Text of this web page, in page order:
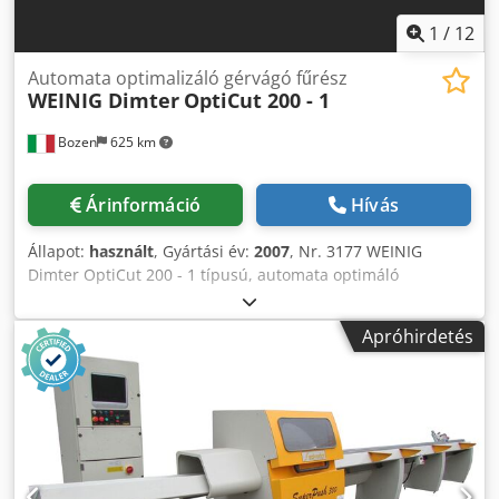
1 / 12
Bozen 625 km
Automata optimalizáló gérvágó fűrész
WEINIG Dimter OptiCut 200 - 1
Árinformáció Hívás
Állapot: használt, Gyártási év: 2007, Nr. 3177 WEINIG
Dimter OptiCut 200 - 1 típusú, automata optimáló
keresztvágó fűrész Használt, gyártási év: 2007, a gép már
szétszerelve Fix hosszúságú anyagok keresztvágására
Feldolgozandó fa méretek: Credpfx Ahou Atmuo Sjf
Bemeneti hossz min./max. 3000 - 5000 mm Bemeneti
szélesség min./max. 80 - 200 mm Bemeneti vastagság
min./max. 38 - 80 mm Fa keresztmetszet max. 200 x 50 Fa
végének hossza min./max. 700 - 1000 mm Vágások száma /
deszka átlagosan 5 Fafajták: puha- vagy keményfa A
berendezés teljesítménye: Előtolási sebesség max. 180
Apróhirdetés